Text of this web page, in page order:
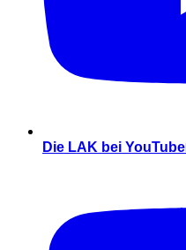
Die LAK bei YouTube